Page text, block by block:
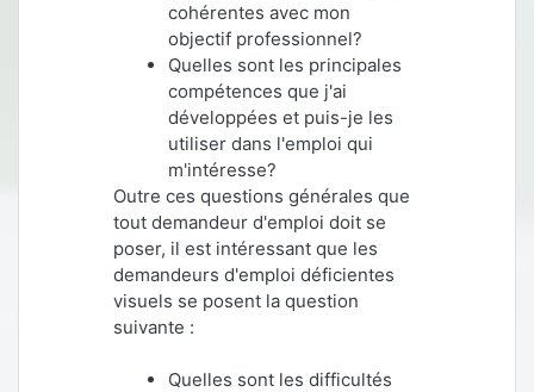
cohérentes avec mon
objectif professionnel?
Quelles sont les principales
compétences que j'ai
développées et puis-je les
utiliser dans l'emploi qui
m'intéresse?
Outre ces questions générales que
tout demandeur d'emploi doit se
poser, il est intéressant que les
demandeurs d'emploi déficientes
visuels se posent la question
suivante :
Quelles sont les difficultés